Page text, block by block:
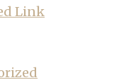
Link